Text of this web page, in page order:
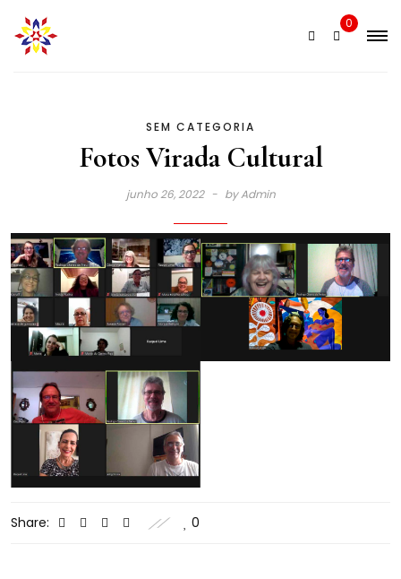
content
0
SEM CATEGORIA
Fotos Virada Cultural
junho 26, 2022 byAdmin
Share: 0